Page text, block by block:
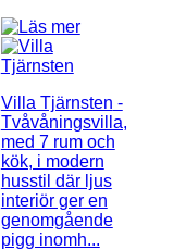
Villa Tjärnsten -
Tvåvåningsvilla,
med 7 rum och
kök, i modern
husstil där ljus
interiör ger en
genomgående
pigg inomh...